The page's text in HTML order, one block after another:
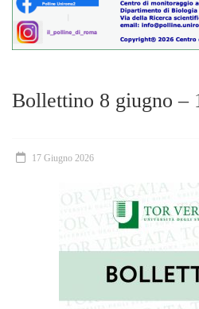
Bollettino 8 giugno –
17 Giugno 2026